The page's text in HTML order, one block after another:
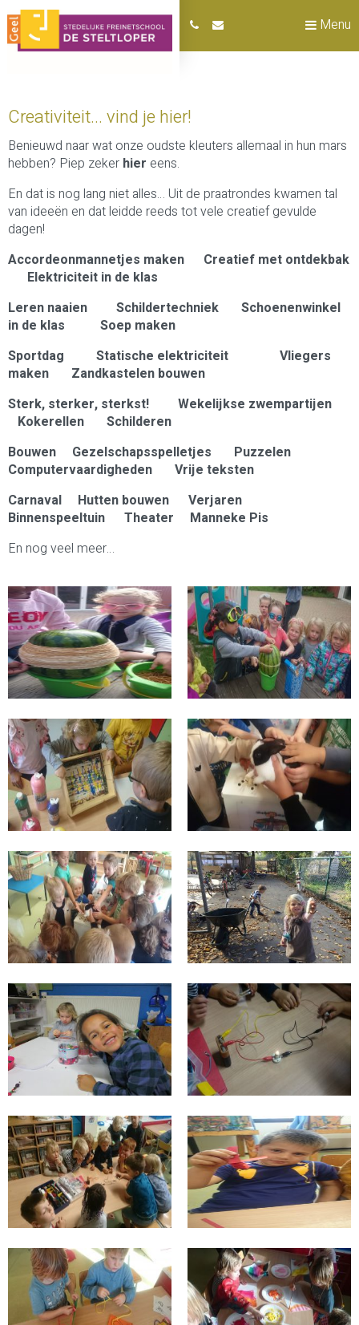
Menu
Creativiteit... vind je hier!
Benieuwd naar wat onze oudste kleuters allemaal in hun mars
hebben? Piep zeker hier eens.
En dat is nog lang niet alles… Uit de praatrondes kwamen tal
van ideeën en dat leidde reeds tot vele creatief gevulde
dagen!
Accordeonmannetjes maken
Creatief met ontdekbak
Elektriciteit in de klas
Leren naaien
Schildertechniek
Schoenenwinkel
in de klas
Soep maken
Sportdag
Statische elektriciteit
Vliegers
maken
Zandkastelen bouwen
Sterk, sterker, sterkst!
Wekelijkse zwempartijen
Kokerellen
Schilderen
Bouwen
Gezelschapsspelletjes
Puzzelen
Computervaardigheden
Vrije teksten
Carnaval
Hutten bouwen
Verjaren
Binnenspeeltuin
Theater
Manneke Pis
En nog veel meer…